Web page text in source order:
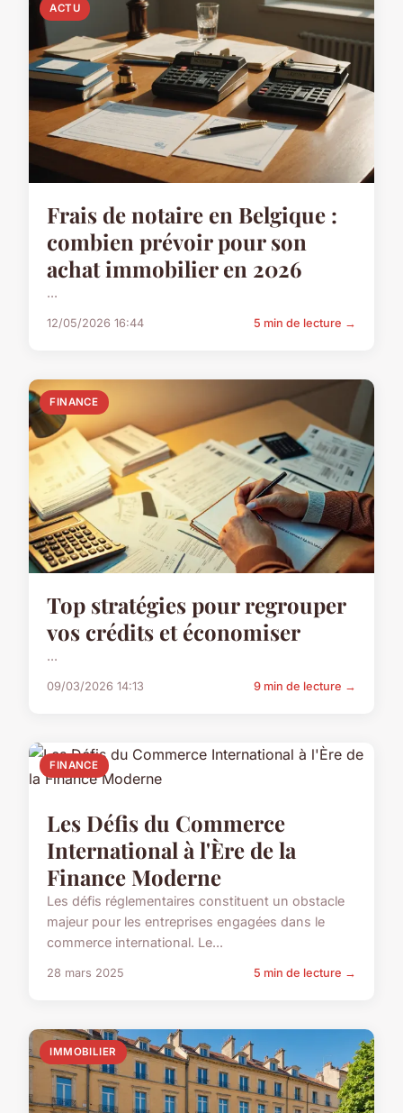
ACTU
Frais de notaire en Belgique :
combien prévoir pour son
achat immobilier en 2026
...
12/05/2026 16:44 5 min de lecture →
FINANCE
Top stratégies pour regrouper
vos crédits et économiser
...
09/03/2026 14:13 9 min de lecture →
FINANCE
Les Défis du Commerce
International à l'Ère de la
Finance Moderne
Les défis réglementaires constituent un obstacle
majeur pour les entreprises engagées dans le
commerce international. Le...
28 mars 2025 5 min de lecture →
IMMOBILIER